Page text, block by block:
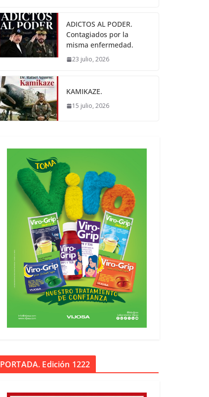
ADICTOS AL PODER.
Contagiados por la
misma enfermedad.
23 julio, 2026
KAMIKAZE.
15 julio, 2026
PORTADA. Edición 1222